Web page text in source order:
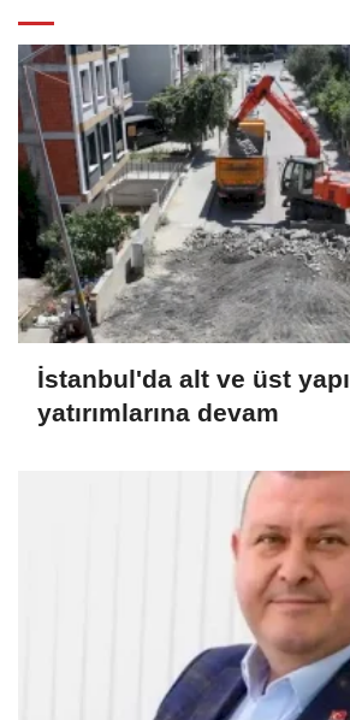
İstanbul'da alt ve üst yapı
yatırımlarına devam